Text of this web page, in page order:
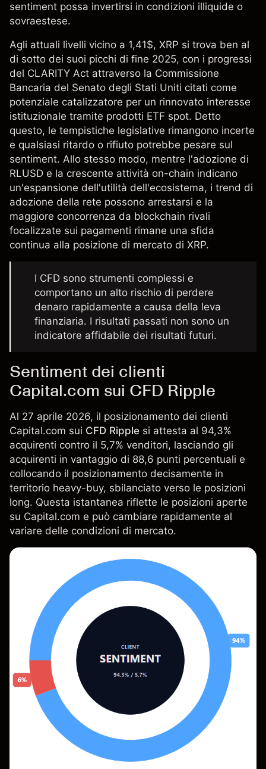
sentiment possa invertirsi in condizioni illiquide o
sovraestese.
Agli attuali livelli vicino a 1,41$, XRP si trova ben al
di sotto dei suoi picchi di fine 2025, con i progressi
del CLARITY Act attraverso la Commissione
Bancaria del Senato degli Stati Uniti citati come
potenziale catalizzatore per un rinnovato interesse
istituzionale tramite prodotti ETF spot. Detto
questo, le tempistiche legislative rimangono incerte
e qualsiasi ritardo o rifiuto potrebbe pesare sul
sentiment. Allo stesso modo, mentre l'adozione di
RLUSD e la crescente attività on-chain indicano
un'espansione dell'utilità dell'ecosistema, i trend di
adozione della rete possono arrestarsi e la
maggiore concorrenza da blockchain rivali
focalizzate sui pagamenti rimane una sfida
continua alla posizione di mercato di XRP.
I CFD sono strumenti complessi e
comportano un alto rischio di perdere
denaro rapidamente a causa della leva
finanziaria. I risultati passati non sono un
indicatore affidabile dei risultati futuri.
Sentiment dei clienti
Capital.com sui CFD Ripple
Al 27 aprile 2026, il posizionamento dei clienti
Capital.com sui CFD Ripple si attesta al 94,3%
acquirenti contro il 5,7% venditori, lasciando gli
acquirenti in vantaggio di 88,6 punti percentuali e
collocando il posizionamento decisamente in
territorio heavy-buy, sbilanciato verso le posizioni
long. Questa istantanea riflette le posizioni aperte
su Capital.com e può cambiare rapidamente al
variare delle condizioni di mercato.